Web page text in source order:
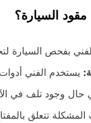
السيارة؟
بفحص السيارة
يستخدم الفني
حال وجود تلف في
المشكلة تتعلق